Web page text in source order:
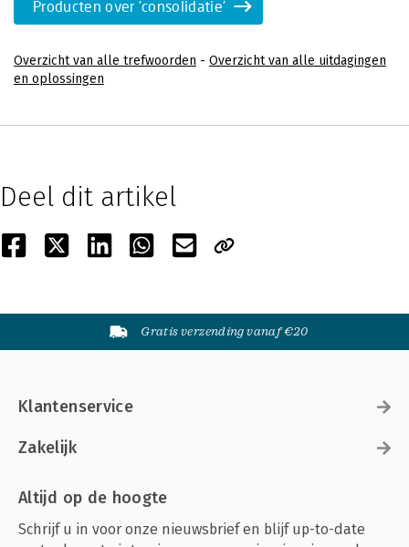
Producten over 'consolidatie'
Overzicht van alle trefwoorden - Overzicht van alle uitdagingen
en oplossingen
Deel dit artikel
Gratis verzending vanaf €20
Klantenservice
Zakelijk
Altijd op de hoogte
Schrijf u in voor onze nieuwsbrief en blijf up-to-date